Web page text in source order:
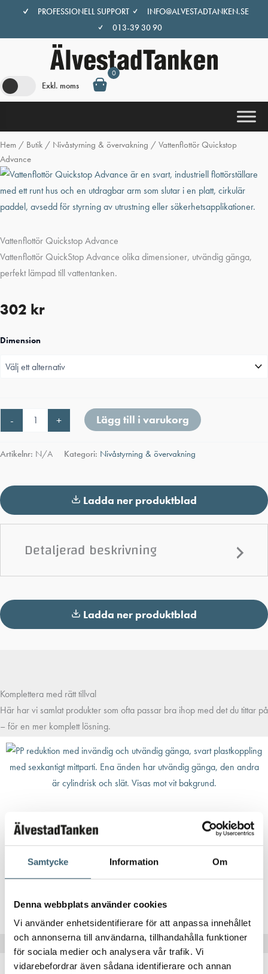
Samtycke Information Om
Denna webbplats använder cookies
Vi använder enhetsidentifierare för att anpassa innehållet
och annonserna till användarna, tillhandahålla funktioner
för sociala medier och analysera vår trafik. Vi
vidarebefordrar även sådana identifierare och annan
innehåll
PROFESSIONELL SUPPORT
INFO@ALVESTADTANKEN.SE
013-39 30 90
Exkl. moms
0
Hem / Butik / Nivåstyrning & övervakning / Vattenflottör Quickstop
Advance
Vattenflottör Quickstop Advance
Vattenflottör QuickStop Advance olika dimensioner, utvändig gänga,
perfekt lämpad till vattentanken.
302 kr
Dimension
-
Quickstop
mängd
+ Lägg till i varukorg
Artikelnr: N/A Kategori: Nivåstyrning & övervakning
Ladda ner produktblad
Detaljerad beskrivning
Ladda ner produktblad
Komplettera med rätt tillval
Här har vi samlat produkter som ofta passar bra ihop med det du tittar på
– för en mer komplett lösning.
KULVENTILER, TANKGENOMFÖRINGAR & DELAR
kr
Köp nu!